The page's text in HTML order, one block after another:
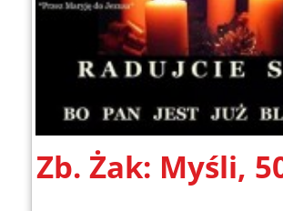
Zb. Żak: Myśli,